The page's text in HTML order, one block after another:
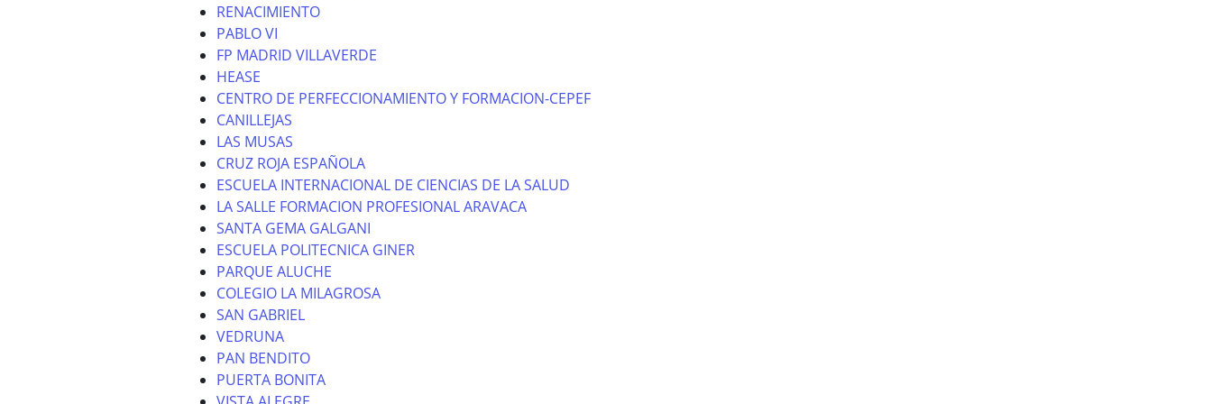
RENACIMIENTO
PABLO VI
FP MADRID VILLAVERDE
HEASE
CENTRO DE PERFECCIONAMIENTO Y FORMACION-CEPEF
CANILLEJAS
LAS MUSAS
CRUZ ROJA ESPAÑOLA
ESCUELA INTERNACIONAL DE CIENCIAS DE LA SALUD
LA SALLE FORMACION PROFESIONAL ARAVACA
SANTA GEMA GALGANI
ESCUELA POLITECNICA GINER
PARQUE ALUCHE
COLEGIO LA MILAGROSA
SAN GABRIEL
VEDRUNA
PAN BENDITO
PUERTA BONITA